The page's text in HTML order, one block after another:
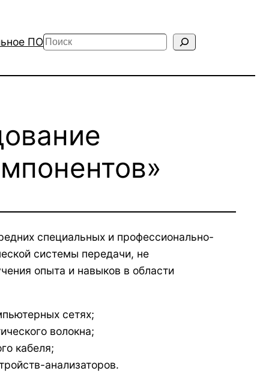
ПОПоиск
специальных и профессионально-
системы передачи, не
опыта и навыков в области
сетях;
волокна;
кабеля;
анализаторов.